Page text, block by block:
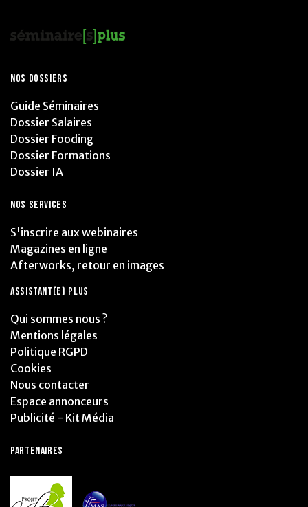
NOS DOSSIERS
Guide Séminaires
Dossier Salaires
Dossier Fooding
Dossier Formations
Dossier IA
NOS SERVICES
S'inscrire aux webinaires
Magazines en ligne
Afterworks, retour en images
ASSISTANT(E) PLUS
Qui sommes nous ?
Mentions légales
Politique RGPD
Cookies
Nous contacter
Espace annonceurs
Publicité - Kit Média
PARTENAIRES